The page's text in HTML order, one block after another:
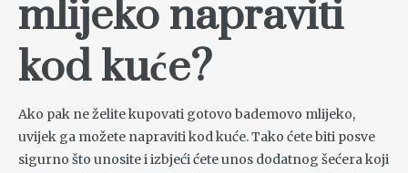
mlijeko napraviti
kod kuće?
Ako pak ne želite kupovati gotovo bademovo mlijeko,
uvijek ga možete napraviti kod kuće. Tako ćete biti posve
sigurno što unosite i izbjeći ćete unos dodatnog šećera koji